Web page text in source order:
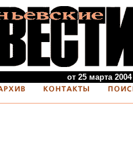
от 25 марта 2004